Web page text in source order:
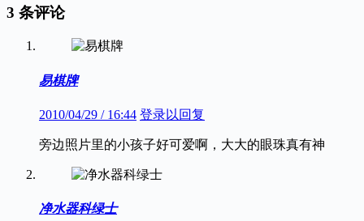
3 条评论
易棋牌
2010/04/29 / 16:44 登录以回复
旁边照片里的小孩子好可爱啊，大大的眼珠真有神
净水器科绿士